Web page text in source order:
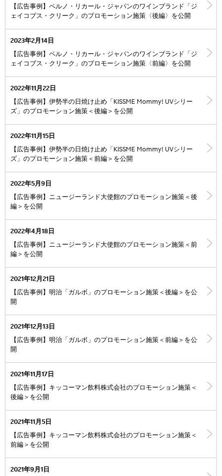
【広告事例】ペルノ・リカール・ジャパンのワインブランド「ジ
ェイコブス・クリーク」のプロモーション施策〈後編〉を公開
2023年2月14日
【広告事例】ペルノ・リカール・ジャパンのワインブランド「ジ
ェイコブス・クリーク」のプロモーション施策〈前編〉を公開
2022年11月22日
【広告事例】伊勢半の日焼け止め「KISSME Mommy! UVシリー
ズ」のプロモーション施策＜後編＞を公開
2022年11月15日
【広告事例】伊勢半の日焼け止め「KISSME Mommy! UVシリー
ズ」のプロモーション施策＜前編＞を公開
2022年5月9日
【広告事例】ニュージーランド大使館のプロモーション施策＜後
編＞を公開
2022年4月18日
【広告事例】ニュージーランド大使館のプロモーション施策＜前
編＞を公開
2021年12月21日
【広告事例】明治「ガルボ」のプロモーション施策＜後編＞を公
開
2021年12月13日
【広告事例】明治「ガルボ」のプロモーション施策＜前編＞を公
開
2021年11月17日
【広告事例】キッコーマン飲料株式会社のプロモーション施策＜
後編＞を公開
2021年11月5日
【広告事例】キッコーマン飲料株式会社のプロモーション施策＜
前編＞を公開
2021年9月1日